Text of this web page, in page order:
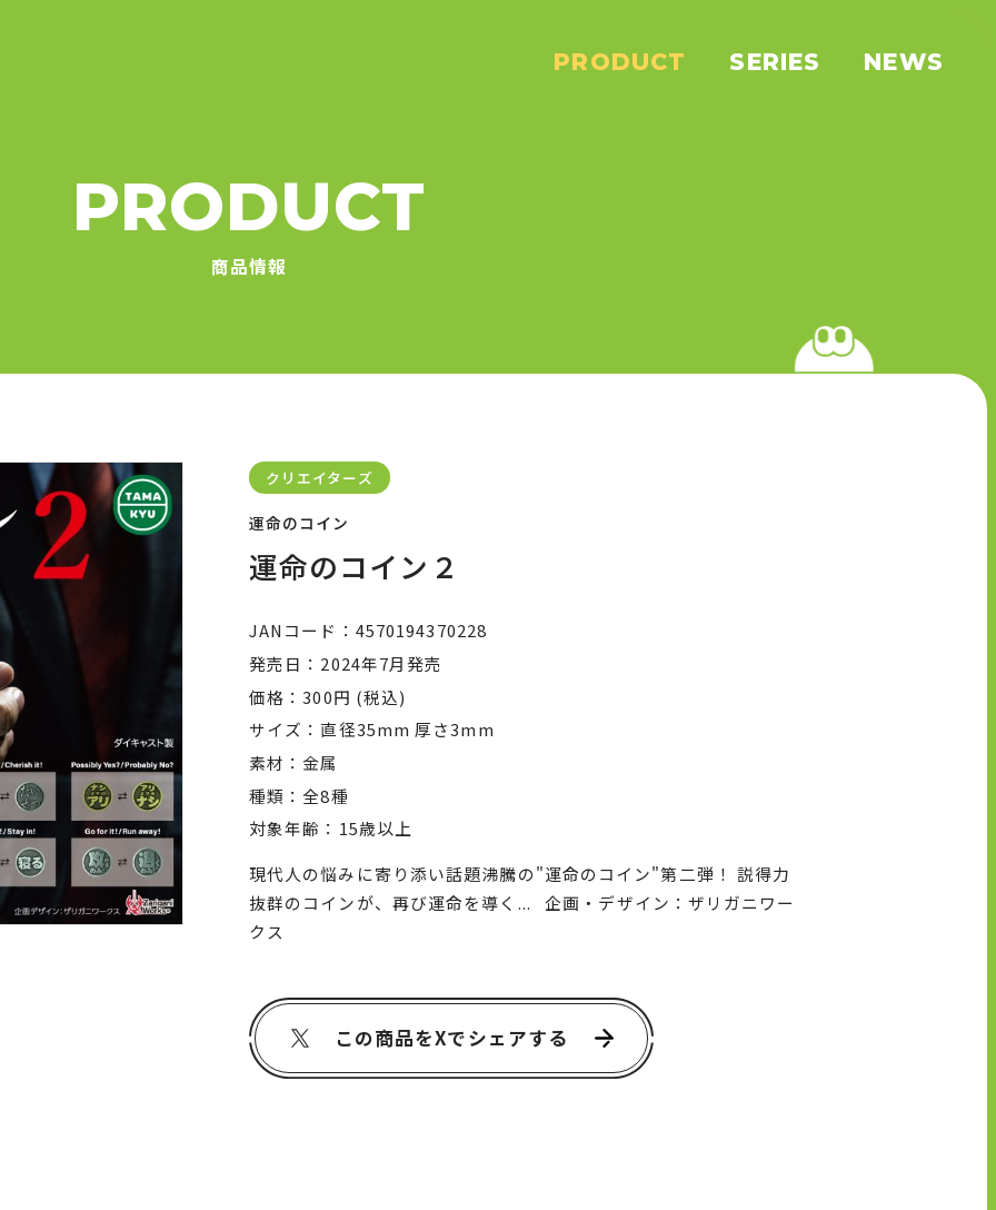
PRODUCT SERIES NEWS
PRODUCT
商品情報
クリエイターズ
運命のコイン
運命のコイン２
JANコード
4570194370228
発売日
2024年7月発売
価格
300円 (税込)
サイズ
直径35mm 厚さ3mm
素材
金属
種類
全8種
対象年齢
15歳以上
現代人の悩みに寄り添い話題沸騰の"運命のコイン"第二弾！ 説得力
抜群のコインが、再び運命を導く... 企画・デザイン：ザリガニワー
クス
この商品をXでシェアする